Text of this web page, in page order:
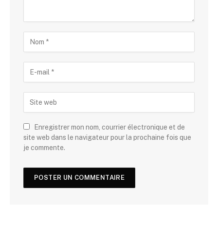
Enregistrer mon nom, courrier électronique et de
site web dans le navigateur pour la prochaine fois que
je commente.